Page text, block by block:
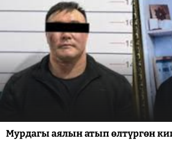
Мурдагы аялын атып өлтүргөн